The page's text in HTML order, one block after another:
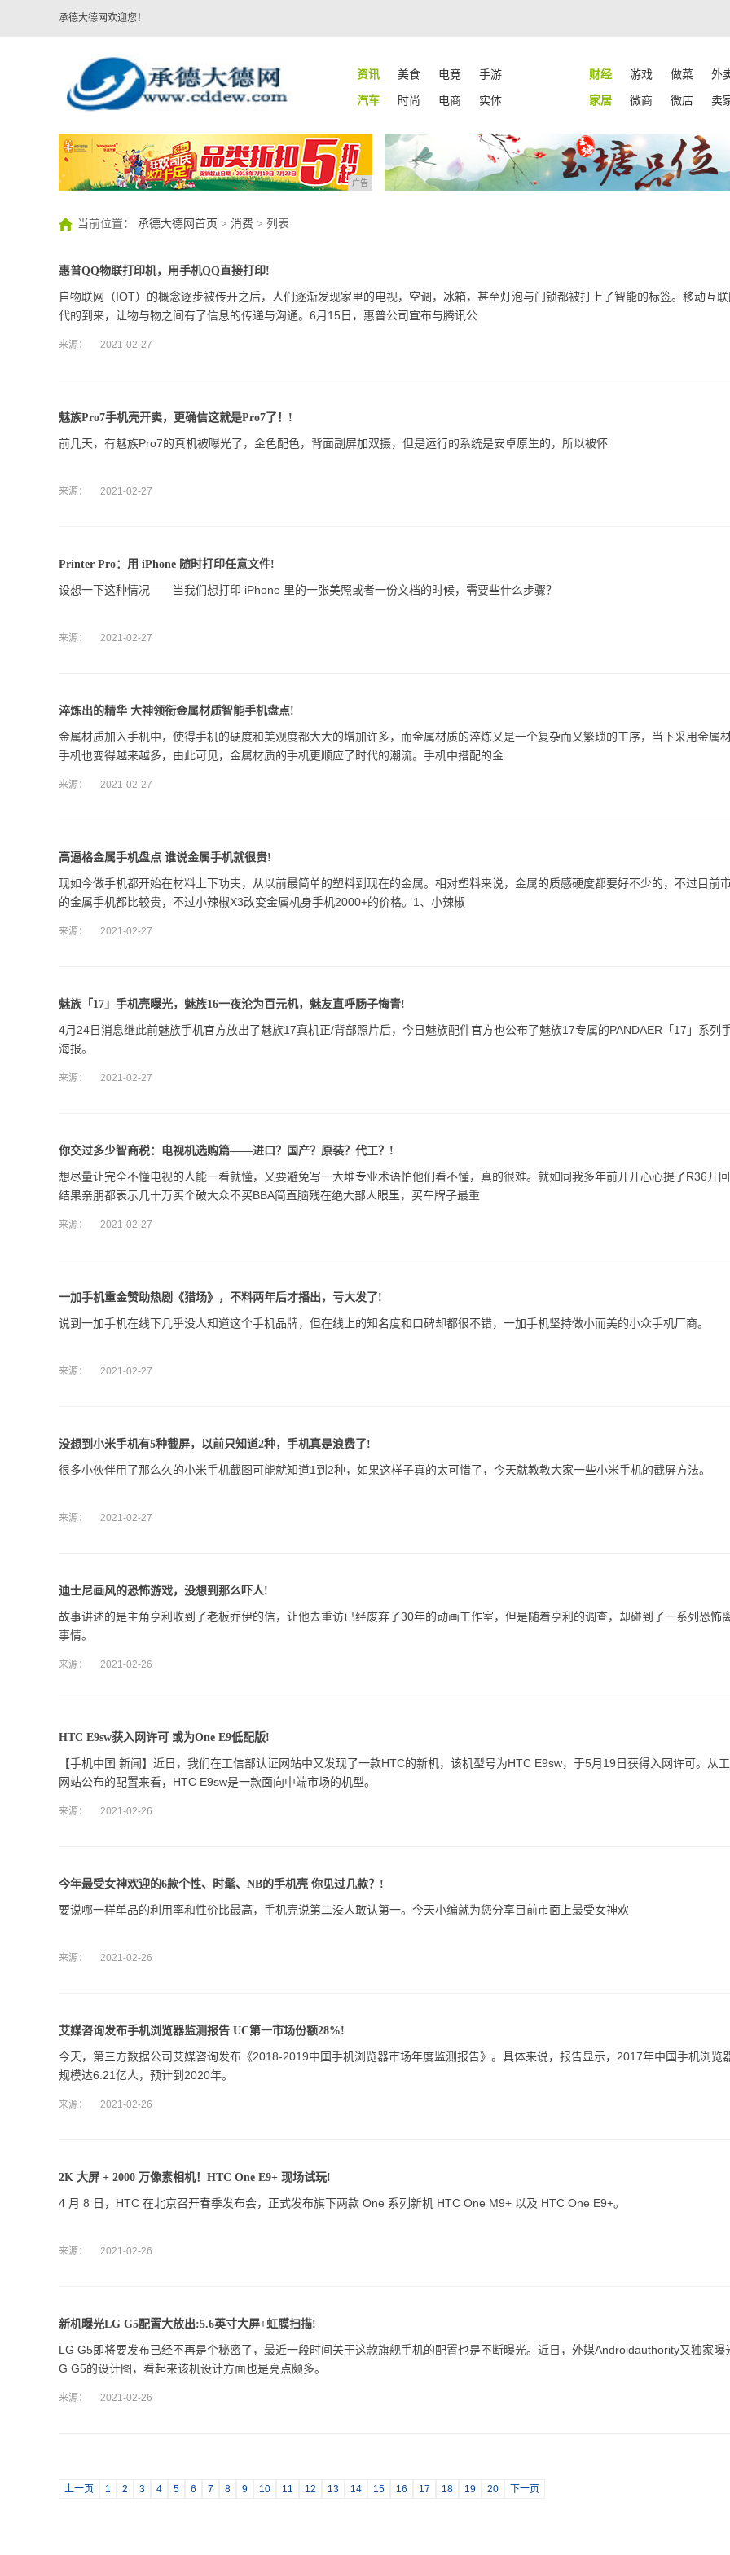
承德大德网欢迎您！
资讯 美食 电竞 手游 财经 游戏 做菜
外
汽车
时尚 电商 实体 家居 微商 微店 卖
广告
当前位置： 承德大德网首页 > 消费 > 列表
惠普QQ物联打印机，用手机QQ直接打印!
自物联网（IOT）的概念逐步被传开之后，人们逐渐发现家里的电视，空调，冰箱，甚至灯泡与门锁都被打上了智能的标签。移动互
代的到来，让物与物之间有了信息的传递与沟通。6月15日，惠普公司宣布与腾讯公
来源： 2021-02-27
魅族Pro7手机壳开卖，更确信这就是Pro7了！!
前几天，有魅族Pro7的真机被曝光了，金色配色，背面副屏加双摄，但是运行的系统是安卓原生的，所以被怀
来源： 2021-02-27
Printer Pro：用 iPhone 随时打印任意文件!
设想一下这种情况——当我们想打印 iPhone 里的一张美照或者一份文档的时候，需要些什么步骤？
来源： 2021-02-27
淬炼出的精华 大神领衔金属材质智能手机盘点!
金属材质加入手机中，使得手机的硬度和美观度都大大的增加许多，而金属材质的淬炼又是一个复杂而又繁琐的工序，当下采用金属
手机也变得越来越多，由此可见，金属材质的手机更顺应了时代的潮流。手机中搭配的金
来源： 2021-02-27
高逼格金属手机盘点 谁说金属手机就很贵!
现如今做手机都开始在材料上下功夫，从以前最简单的塑料到现在的金属。相对塑料来说，金属的质感硬度都要好不少的，不过目前
的金属手机都比较贵，不过小辣椒X3改变金属机身手机2000+的价格。1、小辣椒
来源： 2021-02-27
魅族「17」手机壳曝光，魅族16一夜沦为百元机，魅友直呼肠子悔青!
4月24日消息继此前魅族手机官方放出了魅族17真机正/背部照片后，今日魅族配件官方也公布了魅族17专属的PANDAER「17」系列
海报。
来源： 2021-02-27
你交过多少智商税：电视机选购篇——进口？国产？原装？代工？!
想尽量让完全不懂电视的人能一看就懂，又要避免写一大堆专业术语怕他们看不懂，真的很难。就如同我多年前开开心心提了R36开
结果亲朋都表示几十万买个破大众不买BBA简直脑残在绝大部人眼里，买车牌子最重
来源： 2021-02-27
一加手机重金赞助热剧《猎场》，不料两年后才播出，亏大发了!
说到一加手机在线下几乎没人知道这个手机品牌，但在线上的知名度和口碑却都很不错，一加手机坚持做小而美的小众手机厂商。
来源： 2021-02-27
没想到小米手机有5种截屏，以前只知道2种，手机真是浪费了!
很多小伙伴用了那么久的小米手机截图可能就知道1到2种，如果这样子真的太可惜了，今天就教教大家一些小米手机的截屏方法。
来源： 2021-02-27
迪士尼画风的恐怖游戏，没想到那么吓人!
故事讲述的是主角亨利收到了老板乔伊的信，让他去重访已经废弃了30年的动画工作室，但是随着亨利的调查，却碰到了一系列恐怖
事情。
来源： 2021-02-26
HTC E9sw获入网许可 或为One E9低配版!
【手机中国 新闻】近日，我们在工信部认证网站中又发现了一款HTC的新机，该机型号为HTC E9sw，于5月19日获得入网许可。从
网站公布的配置来看，HTC E9sw是一款面向中端市场的机型。
来源： 2021-02-26
今年最受女神欢迎的6款个性、时髦、NB的手机壳 你见过几款？!
要说哪一样单品的利用率和性价比最高，手机壳说第二没人敢认第一。今天小编就为您分享目前市面上最受女神欢
来源： 2021-02-26
艾媒咨询发布手机浏览器监测报告 UC第一市场份额28%!
今天，第三方数据公司艾媒咨询发布《2018-2019中国手机浏览器市场年度监测报告》。具体来说，报告显示，2017年中国手机浏览
规模达6.21亿人，预计到2020年。
来源： 2021-02-26
2K 大屏 + 2000 万像素相机！HTC One E9+ 现场试玩!
4 月 8 日，HTC 在北京召开春季发布会，正式发布旗下两款 One 系列新机 HTC One M9+ 以及 HTC One E9+。
来源： 2021-02-26
新机曝光LG G5配置大放出:5.6英寸大屏+虹膜扫描!
LG G5即将要发布已经不再是个秘密了，最近一段时间关于这款旗舰手机的配置也是不断曝光。近日，外媒Androidauthority又独家曝
G G5的设计图，看起来该机设计方面也是亮点颇多。
来源： 2021-02-26
上一页 1 2 3 4 5 6 7 8 9 10 11 12 13 14 15 16 17 18 19 20 下一页